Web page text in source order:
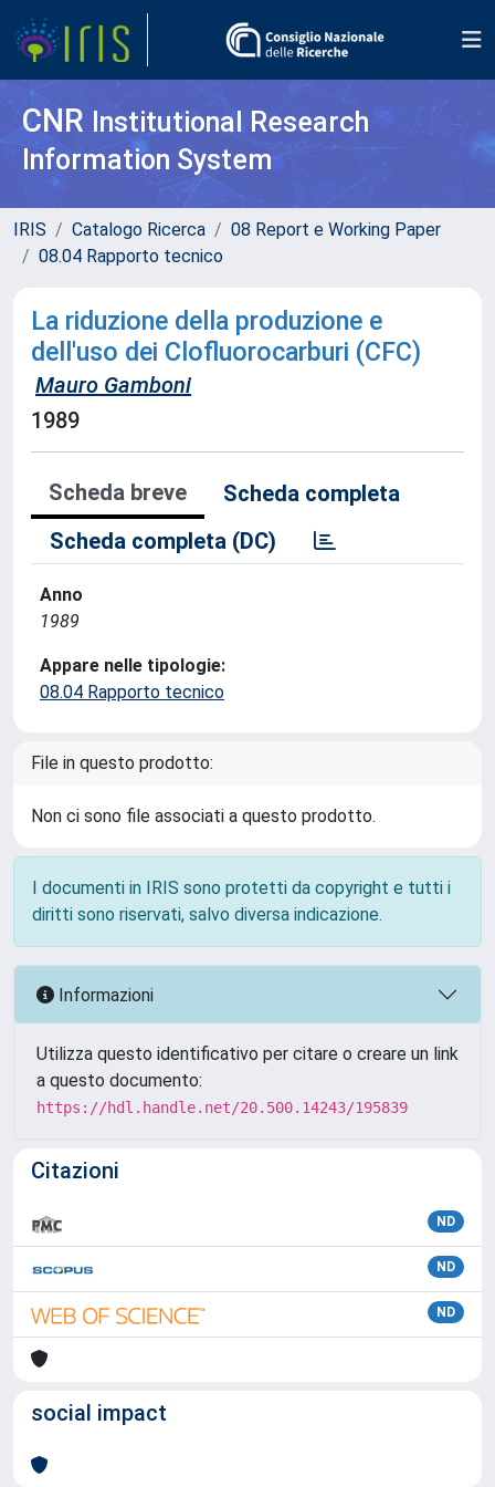
CNR Institutional Research
Information System
IRIS Catalogo Ricerca
08 Report e Working Paper
08.04 Rapporto tecnico
La riduzione della produzione e
dell'uso dei Clofluorocarburi (CFC)
Mauro Gamboni
1989
Scheda breve
Scheda completa
Scheda completa (DC)
Anno
1989
Appare nelle tipologie:
08.04 Rapporto tecnico
File in questo prodotto:
Non ci sono file associati a questo prodotto.
I documenti in IRIS sono protetti da copyright e tutti i
diritti sono riservati, salvo diversa indicazione.
Informazioni
Utilizza questo identificativo per citare o creare un link
a questo documento:
https://hdl.handle.net/20.500.14243/195839
Citazioni
ND
ND
ND
social impact